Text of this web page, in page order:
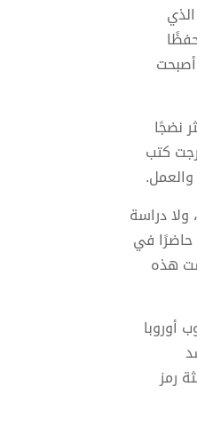
نضجًا
كتب
ولا دراسة
حاضرًا في
هذه
أوروبا
رمز